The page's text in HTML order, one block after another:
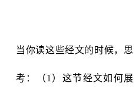
当你读这些经文的时候，思
考：（1 ）这节经文如何展